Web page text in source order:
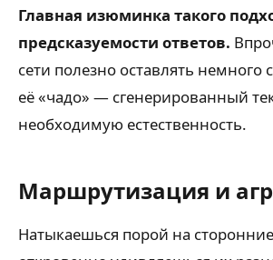
Главная изюминка такого
предсказуемости ответов.
сети полезно оставлять немного
её «чадо» — сгенерированный
необходимую естественность.
Маршрутизация и
Натыкаешься порой на